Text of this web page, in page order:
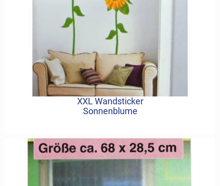
XXL Wandsticker
Sonnenblume